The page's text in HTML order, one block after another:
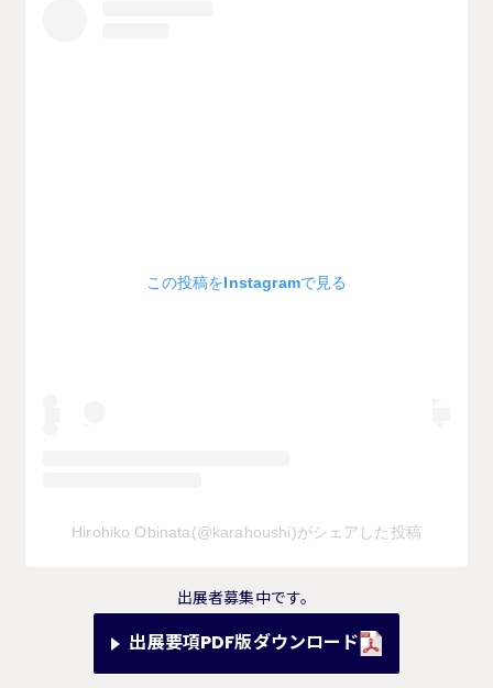
この投稿をInstagramで見る
Hirohiko Obinata(@karahoushi)がシェアした投稿
出展者募集中です。
出展要項PDF版ダウンロード